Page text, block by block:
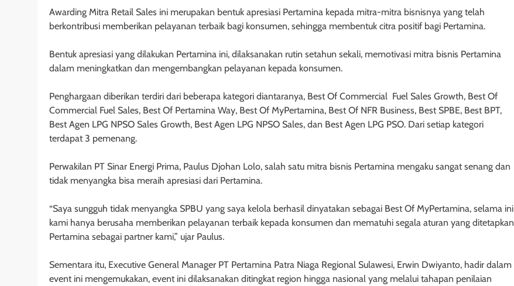
Awarding Mitra Retail Sales ini merupakan bentuk apresiasi Pertamina kepada mitra-mitra bisnisnya yang telah
berkontribusi memberikan pelayanan terbaik bagi konsumen, sehingga membentuk citra positif bagi Pertamina.
Bentuk apresiasi yang dilakukan Pertamina ini, dilaksanakan rutin setahun sekali, memotivasi mitra bisnis Pertamina
dalam meningkatkan dan mengembangkan pelayanan kepada konsumen.
Penghargaan diberikan terdiri dari beberapa kategori diantaranya, Best Of Commercial Fuel Sales Growth, Best Of
Commercial Fuel Sales, Best Of Pertamina Way, Best Of MyPertamina, Best Of NFR Business, Best SPBE, Best BPT,
Best Agen LPG NPSO Sales Growth, Best Agen LPG NPSO Sales, dan Best Agen LPG PSO. Dari setiap kategori
terdapat 3 pemenang.
Perwakilan PT Sinar Energi Prima, Paulus Djohan Lolo, salah satu mitra bisnis Pertamina mengaku sangat senang dan
tidak menyangka bisa meraih apresiasi dari Pertamina.
“Saya sungguh tidak menyangka SPBU yang saya kelola berhasil dinyatakan sebagai Best Of MyPertamina, selama ini
kami hanya berusaha memberikan pelayanan terbaik kepada konsumen dan mematuhi segala aturan yang ditetapkan
Pertamina sebagai partner kami,” ujar Paulus.
Sementara itu, Executive General Manager PT Pertamina Patra Niaga Regional Sulawesi, Erwin Dwiyanto, hadir dalam
event ini mengemukakan, event ini dilaksanakan ditingkat region hingga nasional yang melalui tahapan penilaian